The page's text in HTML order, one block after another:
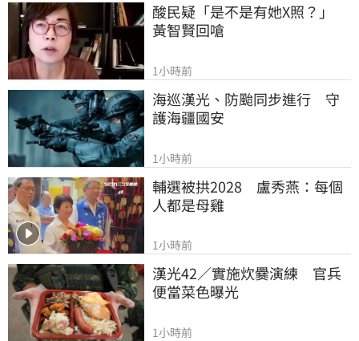
酸民疑「是不是有她X照？」
黃智賢回嗆
1小時前
海巡漢光、防颱同步進行　守
護海疆國安
1小時前
輔選被拱2028　盧秀燕：每個
人都是母雞
1小時前
漢光42／實施炊爨演練　官兵
便當菜色曝光
1小時前